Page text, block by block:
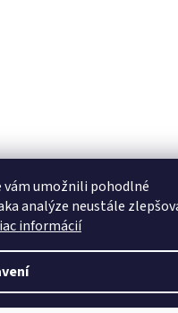
vám umožnili pohodlné
analýze neustále
informácií